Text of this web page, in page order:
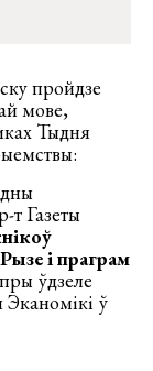
пройдзе
мове,
Тыдня
т Газеты
і праграм
ўдзеле
Эканомiкi ў